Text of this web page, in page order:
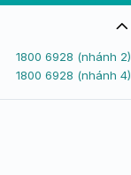
1800 6928 (nhánh 2)
1800 6928 (nhánh 4)